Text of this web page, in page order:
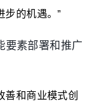
步的机遇。”
要素部署和推广
善和商业模式创